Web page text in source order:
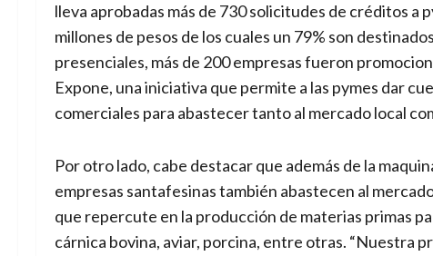
lleva aprobadas más de 730 solicitudes de créditos a
millones de pesos de los cuales un 79% son
presenciales, más de 200 empresas fueron
Expone, una iniciativa que permite a las pymes dar
comerciales para abastecer tanto al mercado local
Por otro lado, cabe destacar que además de la
empresas santafesinas también abastecen al
que repercute en la producción de materias primas
cárnica bovina, aviar, porcina, entre otras. “Nuestra